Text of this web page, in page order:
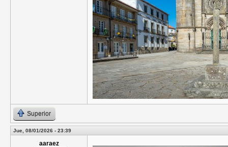
Superior
Jue, 08/01/2026 - 23:39
aaraez